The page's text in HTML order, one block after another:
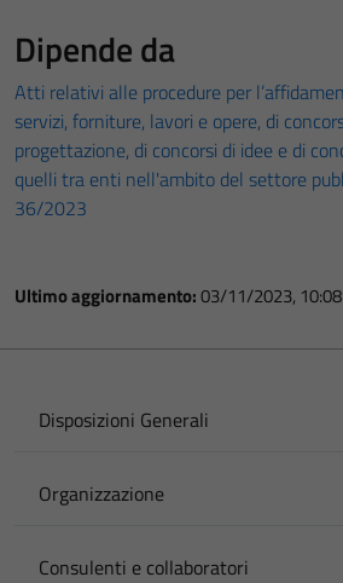
Dipende da
Atti relativi alle procedure per
servizi, forniture, lavori e opere, di
progettazione, di concorsi di idee e di
quelli tra enti nell'ambito del settore
36/2023
Ultimo aggiornamento:03/11/2023, 10:08
Disposizioni Generali
Organizzazione
Consulenti e collaboratori